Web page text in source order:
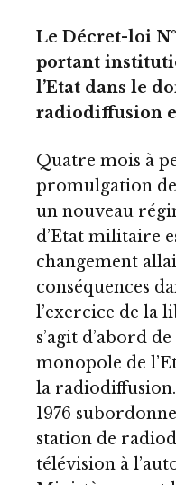
Le Décret-loi
portant
l’Etat dans le
radiodiffusion
Quatre mois à
promulgation
un nouveau
d’Etat militaire
changement
conséquences
l’exercice de la
s’agit d’abord
monopole de
la
1976
station de
télévision à